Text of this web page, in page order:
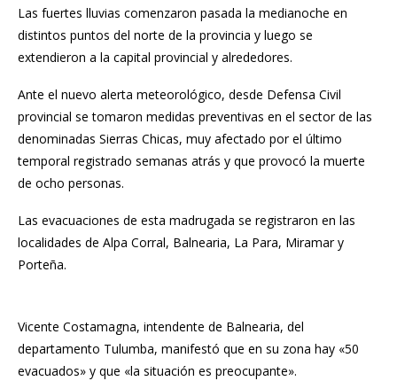
Las fuertes lluvias comenzaron pasada la medianoche en
distintos puntos del norte de la provincia y luego se
extendieron a la capital provincial y alrededores.
Ante el nuevo alerta meteorológico, desde Defensa Civil
provincial se tomaron medidas preventivas en el sector de las
denominadas Sierras Chicas, muy afectado por el último
temporal registrado semanas atrás y que provocó la muerte
de ocho personas.
Las evacuaciones de esta madrugada se registraron en las
localidades de Alpa Corral, Balnearia, La Para, Miramar y
Porteña.
Vicente Costamagna, intendente de Balnearia, del
departamento Tulumba, manifestó que en su zona hay «50
evacuados» y que «la situación es preocupante».